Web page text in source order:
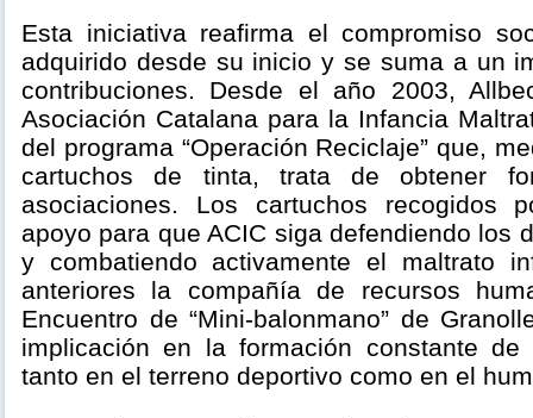
Esta iniciativa reafirma el compromiso
adquirido desde su inicio y se suma a un
contribuciones. Desde el año 2003,
Asociación Catalana para la Infancia
del programa “Operación Reciclaje” que,
cartuchos de tinta, trata de obtener
asociaciones. Los cartuchos recogidos
apoyo para que ACIC siga defendiendo los
y combatiendo activamente el maltrato
anteriores la compañía de recursos
Encuentro de “Mini-balonmano” de
implicación en la formación constante
tanto en el terreno deportivo como en el